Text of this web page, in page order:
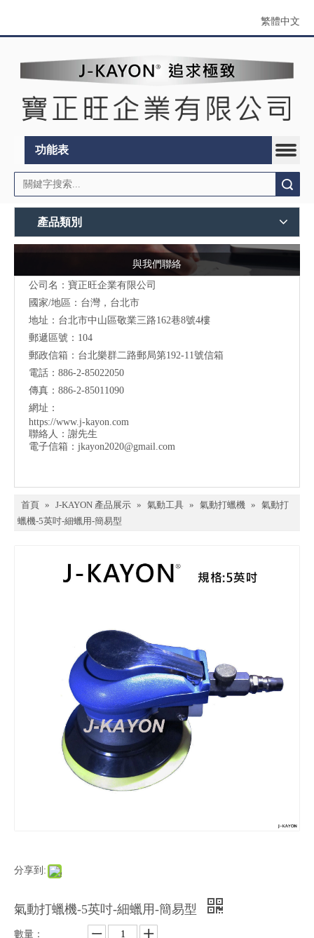
繁體中文
功能表
產品類別
與我們聯絡
公司名：寶正旺企業有限公司
國家/地區：台灣，台北市
地址：台北市中山區敬業三路162巷8號4樓
郵遞區號：104
郵政信箱：台北樂群二路郵局第192-11號信箱
電話：886-2-85022050
傳真：886-2-85011090
網址：
https://www.j-kayon.com
聯絡人：謝先生
電子信箱： jkayon2020@gmail.com
首頁 » J-KAYON 產品展示 » 氣動工具 » 氣動打蠟機 » 氣動打
蠟機-5英吋-細蠟用-簡易型
分享到:
氣動打蠟機-5英吋-細蠟用-簡易型
數量：